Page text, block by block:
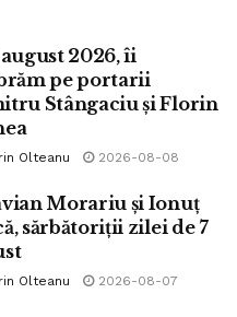
va debuta pe 19
fotbaliști il calcio
teste pozitive
august 2026, îi
pe portarii
Stângaciu și Florin
Olteanu 2026-08-08
Morariu și Ionuț
sărbătoriții zilei de 7
Olteanu 2026-08-07